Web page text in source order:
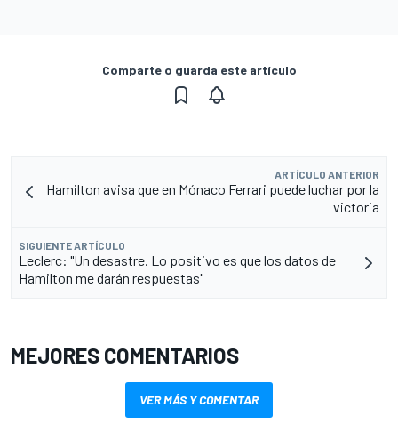
Comparte o guarda este artículo
ARTÍCULO ANTERIOR
Hamilton avisa que en Mónaco Ferrari puede luchar por la
victoria
SIGUIENTE ARTÍCULO
Leclerc: "Un desastre. Lo positivo es que los datos de
Hamilton me darán respuestas"
MEJORES COMENTARIOS
VER MÁS Y COMENTAR